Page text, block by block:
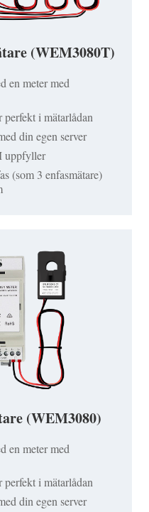
(WEM3080T)
en meter med
i mätarlådan
din egen server
uppfyller
(som 3 enfasmätare)
(WEM3080)
en meter med
i mätarlådan
din egen server